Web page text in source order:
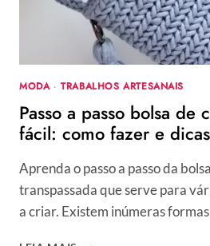
MODA·TRABALHOS ARTESANAIS
Passo a passo bolsa de
fácil: como fazer e dicas
Aprenda o passo a passo da
transpassada que serve para
a criar. Existem inúmeras
PASSO